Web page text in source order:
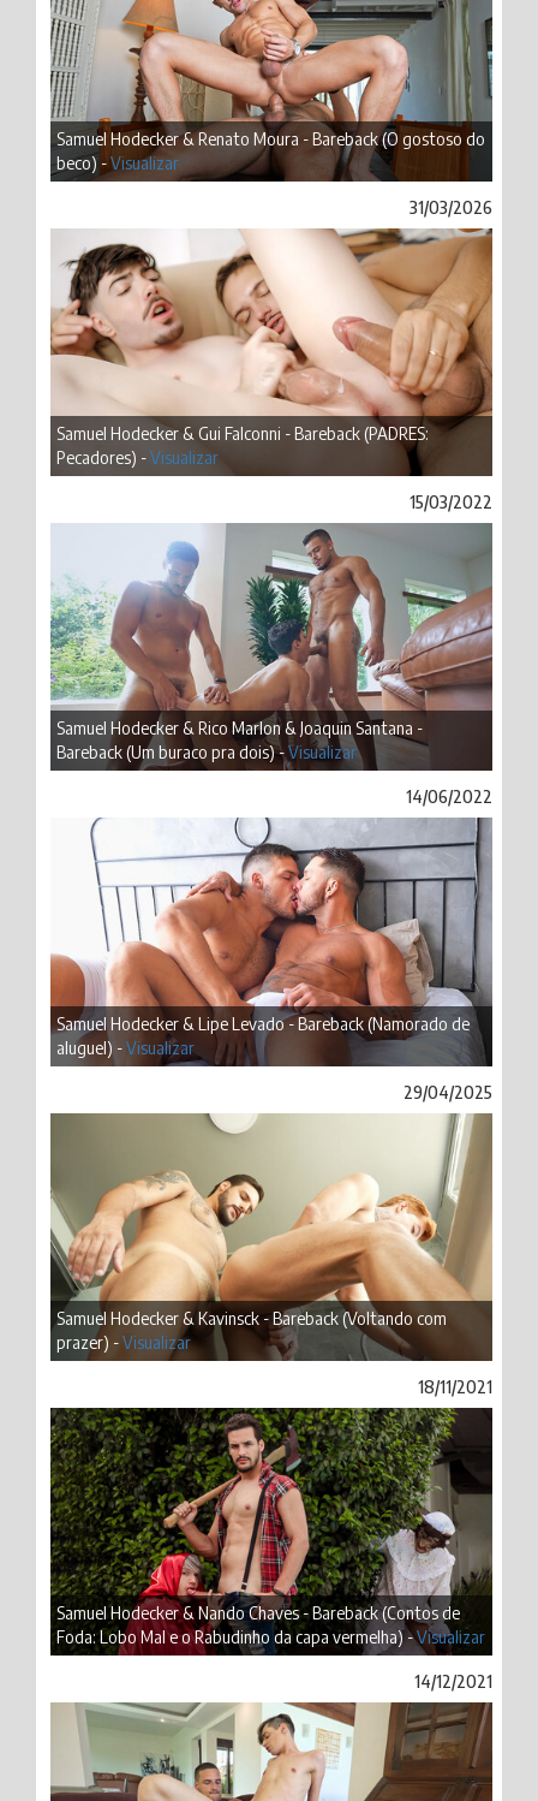
Samuel Hodecker & Renato Moura - Bareback (O gostoso do
beco) -Visualizar
31/03/2026
Samuel Hodecker & Gui Falconni - Bareback (PADRES:
Pecadores) -Visualizar
15/03/2022
Samuel Hodecker & Rico Marlon & Joaquin Santana -
Bareback (Um buraco pra dois) -Visualizar
14/06/2022
Samuel Hodecker & Lipe Levado - Bareback (Namorado de
aluguel) -Visualizar
29/04/2025
Samuel Hodecker & Kavinsck - Bareback (Voltando com
prazer) -Visualizar
18/11/2021
Samuel Hodecker & Nando Chaves - Bareback (Contos de
Foda: Lobo Mal e o Rabudinho da capa vermelha) -Visualizar
14/12/2021